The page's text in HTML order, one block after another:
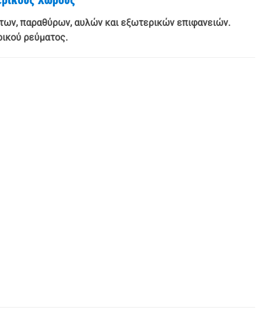
παραθύρων, αυλών και εξωτερικών επιφανειών.
ρεύματος.